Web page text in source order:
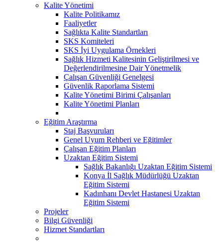
Kalite Yönetimi
Kalite Politikamız
Faaliyetler
Sağlıkta Kalite Standartları
SKS Komiteleri
SKS İyi Uygulama Örnekleri
Sağlık Hizmeti Kalitesinin Geliştirilmesi ve
Değerlendirilmesine Dair Yönetmelik
Çalışan Güvenliği Genelgesi
Güvenlik Raporlama Sistemi
Kalite Yönetimi Birimi Çalışanları
Kalite Yönetimi Planları
Eğitim Araştırma
Staj Başvuruları
Genel Uyum Rehberi ve Eğitimler
Çalışan Eğitim Planları
Uzaktan Eğitim Sistemi
Sağlık Bakanlığı Uzaktan Eğitim Sistemi
Konya İl Sağlık Müdürlüğü Uzaktan
Eğitim Sistemi
Kadınhanı Devlet Hastanesi Uzaktan
Eğitim Sistemi
Projeler
Bilgi Güvenliği
Hizmet Standartları